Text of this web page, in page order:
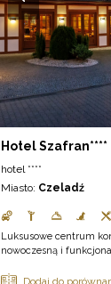
Hotel Szafran****
hotel ****
Miasto: Czeladź
Luksusowe centrum
nowoczesną i